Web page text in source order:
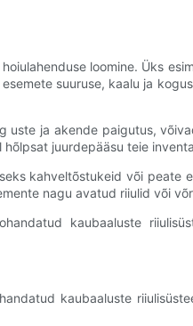
loomine. Üks
suuruse, kaalu ja
uste ja akende paigutus,
juurdepääsu teie
kahveltõstukeid või peate
nagu avatud riiulid või
kaubaaluste
kaubaaluste